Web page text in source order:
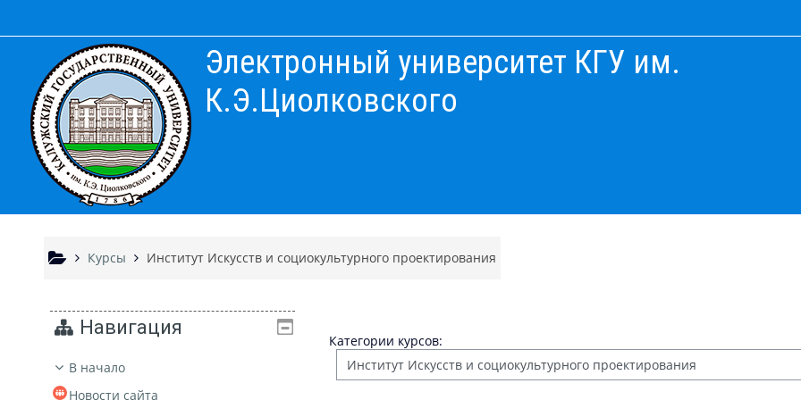
Электронный университет КГУ им.
К.Э.Циолковского
Курсы Институт Искусств и социокультурного проектирования
Категории курсов:
Навигация
В начало
Новости сайта